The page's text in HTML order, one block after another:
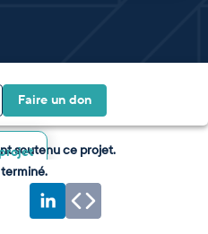
Faire un don
soutenu ce projet.